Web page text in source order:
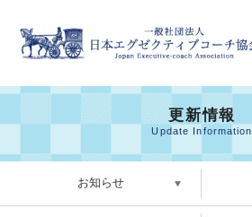
更新情報
Update Information
お知らせ